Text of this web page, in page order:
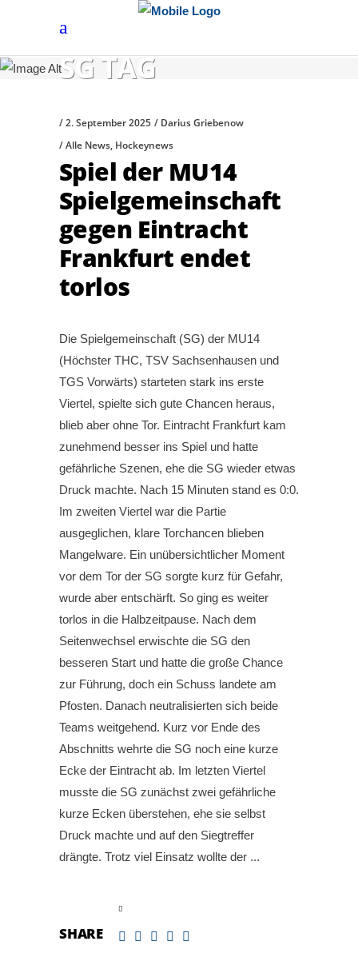
SG TAG
2. September 2025
Darius Griebenow
Alle News, Hockeynews
Spiel der MU14
Spielgemeinschaft
gegen Eintracht
Frankfurt endet
torlos
Die Spielgemeinschaft (SG) der MU14
(Höchster THC, TSV Sachsenhausen und
TGS Vorwärts) starteten stark ins erste
Viertel, spielte sich gute Chancen heraus,
blieb aber ohne Tor. Eintracht Frankfurt kam
zunehmend besser ins Spiel und hatte
gefährliche Szenen, ehe die SG wieder etwas
Druck machte. Nach 15 Minuten stand es 0:0.
Im zweiten Viertel war die Partie
ausgeglichen, klare Torchancen blieben
Mangelware. Ein unübersichtlicher Moment
vor dem Tor der SG sorgte kurz für Gefahr,
wurde aber entschärft. So ging es weiter
torlos in die Halbzeitpause. Nach dem
Seitenwechsel erwischte die SG den
besseren Start und hatte die große Chance
zur Führung, doch ein Schuss landete am
Pfosten. Danach neutralisierten sich beide
Teams weitgehend. Kurz vor Ende des
Abschnitts wehrte die SG noch eine kurze
Ecke der Eintracht ab. Im letzten Viertel
musste die SG zunächst zwei gefährliche
kurze Ecken überstehen, ehe sie selbst
Druck machte und auf den Siegtreffer
drängte. Trotz viel Einsatz wollte der
SHARE